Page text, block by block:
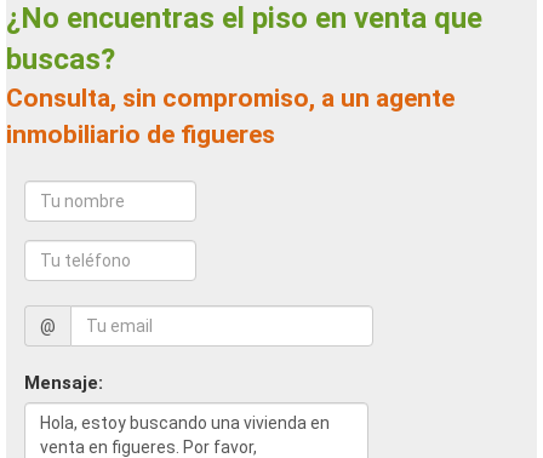
¿No encuentras el piso en venta que
buscas?
Consulta, sin compromiso, a un agente
inmobiliario de figueres
@
Mensaje: